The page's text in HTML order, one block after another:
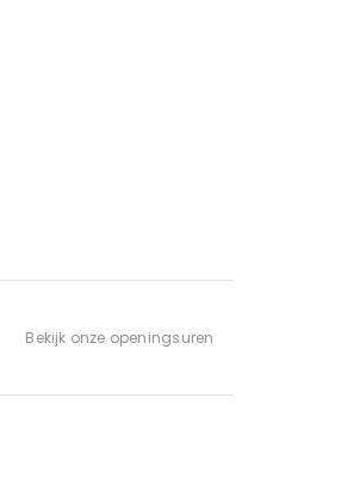
Bekijk onze openingsuren